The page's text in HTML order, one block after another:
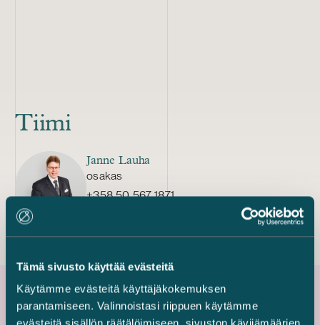
Tämä sivusto käyttää evästeitä
Käytämme evästeitä käyttäjäkokemuksen
parantamiseen. Valinnoistasi riippuen käytämme
Tiimi
Janne Lauha
osakas
+358 50 567 1871
Uusimmat referenssit